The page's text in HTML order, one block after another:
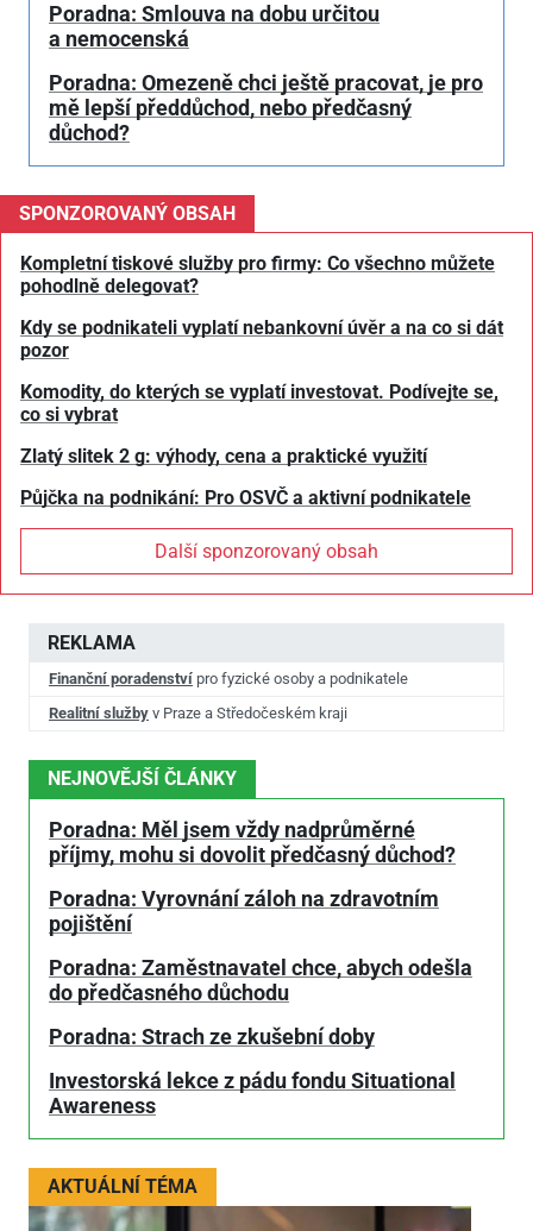
REKLAMA
Finanční poradenství pro fyzické osoby a podnikatele
Realitní služby v Praze a Středočeském kraji
NEJNOVĚJŠÍ ČLÁNKY
Poradna: Měl jsem vždy nadprůměrné
příjmy, mohu si dovolit předčasný důchod?
Poradna: Vyrovnání záloh na zdravotním
pojištění
Poradna: Zaměstnavatel chce, abych odešla
do předčasného důchodu
Poradna: Strach ze zkušební doby
Investorská lekce z pádu fondu Situational
Awareness
AKTUÁLNÍ TÉMA
Poradna: Smlouva na dobu určitou
a nemocenská
Poradna: Omezeně chci ještě pracovat, je pro
mě lepší předdůchod, nebo předčasný
důchod?
SPONZOROVANÝ OBSAH
Kompletní tiskové služby pro firmy: Co všechno můžete
pohodlně delegovat?
Kdy se podnikateli vyplatí nebankovní úvěr a na co si dát
pozor
Komodity, do kterých se vyplatí investovat. Podívejte se,
co si vybrat
Zlatý slitek 2 g: výhody, cena a praktické využití
Půjčka na podnikání: Pro OSVČ a aktivní podnikatele
Další sponzorovaný obsah